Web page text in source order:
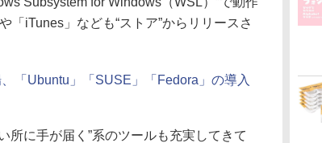
iTunes」なども“ストア”からリリースさ
、「Ubuntu」「SUSE」「Fedora」の導入
に手が届く”系のツールも充実してきて